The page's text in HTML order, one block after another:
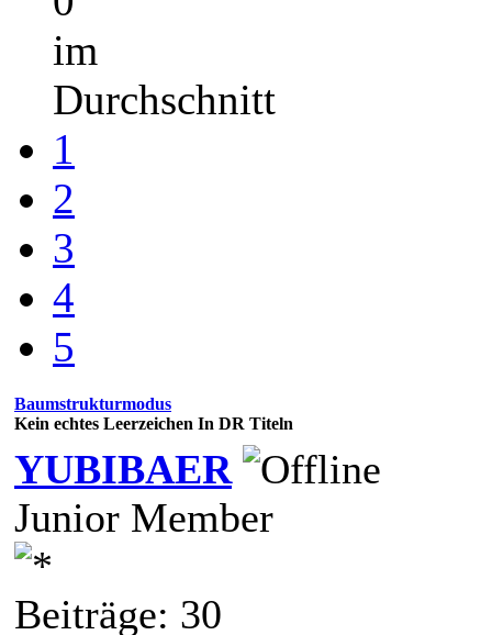
im
Durchschnitt
1
2
3
4
5
Baumstrukturmodus
Kein echtes Leerzeichen In DR Titeln
YUBIBAER
Junior Member
Beiträge: 30